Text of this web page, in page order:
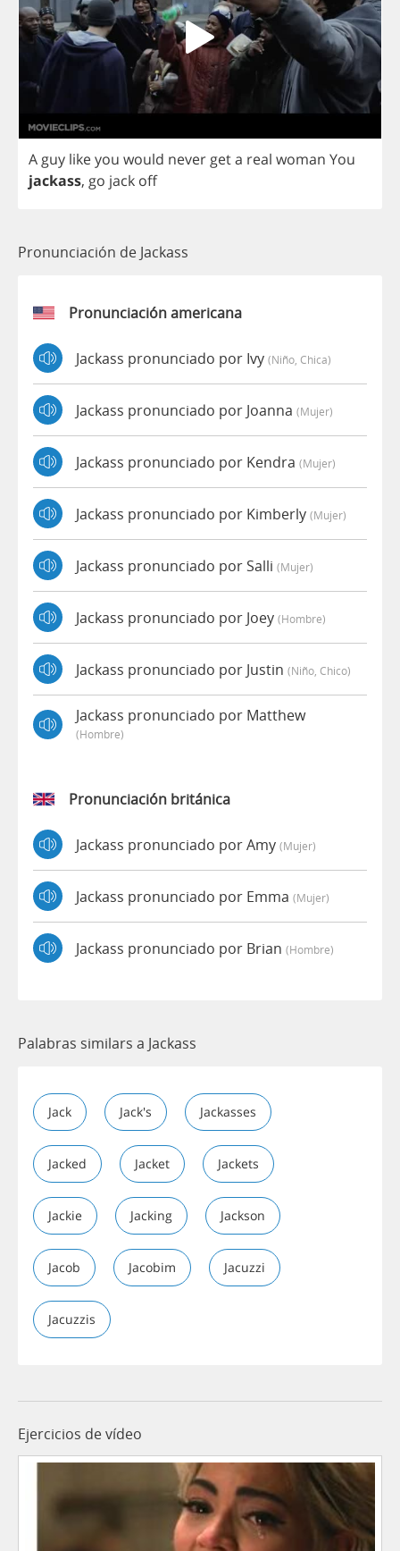
A guy likeyou would never geta real woman You
jackass, go jack off
Pronunciación de Jackass
Pronunciación americana
Jackass pronunciado por Ivy (niño, Chica)
Jackass pronunciado por Joanna (mujer)
Jackass pronunciado por Kendra (mujer)
Jackass pronunciado por Kimberly (mujer)
Jackass pronunciado por Salli (mujer)
Jackass pronunciado por Joey (hombre)
Jackass pronunciado por Justin (niño, Chico)
Jackass pronunciado por Matthew
(hombre)
Pronunciación británica
Jackass pronunciado por Amy (mujer)
Jackass pronunciado por Emma (mujer)
Jackass pronunciado por Brian (hombre)
Palabras similars a Jackass
Jack Jack's Jackasses
Jacked Jacket Jackets
Jackie Jacking Jackson
Jacob Jacobim Jacuzzi
Jacuzzis
Ejercicios de vídeo